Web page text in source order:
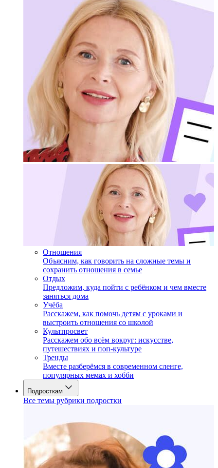
Отношения
Объясним, как говорить на сложные темы и
сохранить отношения в семье
Отдых
Предложим, куда пойти с ребёнком и чем вместе
заняться дома
Учёба
Расскажем, как помочь детям с уроками и
выстроить отношения со школой
Культпросвет
Расскажем обо всём вокруг: искусстве,
путешествиях и поп-культуре
Тренды
Вместе разберёмся в современном сленге,
популярных мемах и хобби
Подросткам
Все темы рубрики подростки